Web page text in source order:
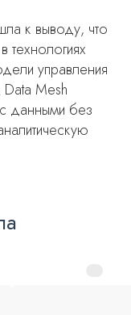
к выводу, что
технологиях
управления
Mesh
данными без